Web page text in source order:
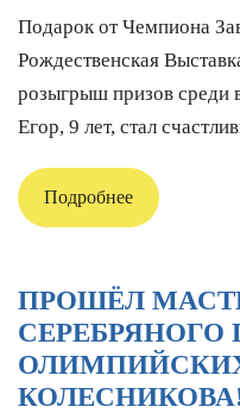
Подарок от Чемпиона
Рождественская
розыгрыш призов среди
Егор, 9 лет, стал
Подробнее
ПРОШЁЛ
СЕРЕБРЯНОГО